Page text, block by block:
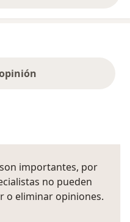
importantes, por
no pueden
o eliminar opiniones.